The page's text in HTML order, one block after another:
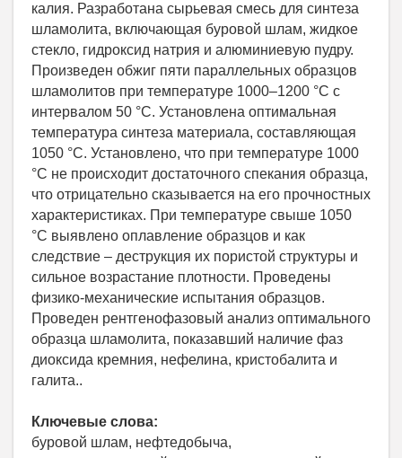
калия. Разработана сырьевая смесь для синтеза
шламолита, включающая буровой шлам, жидкое
стекло, гидроксид натрия и алюминиевую пудру.
Произведен обжиг пяти параллельных образцов
шламолитов при температуре 1000‒1200 °C с
интервалом 50 °С. Установлена оптимальная
температура синтеза материала, составляющая
1050 °С. Установлено, что при температуре 1000
°С не происходит достаточного спекания образца,
что отрицательно сказывается на его прочностных
характеристиках. При температуре свыше 1050
°С выявлено оплавление образцов и как
следствие – деструкция их пористой структуры и
сильное возрастание плотности. Проведены
физико-механические испытания образцов.
Проведен рентгенофазовый анализ оптимального
образца шламолита, показавший наличие фаз
диоксида кремния, нефелина, кристобалита и
галита..
Ключевые слова:
буровой шлам, нефтедобыча,